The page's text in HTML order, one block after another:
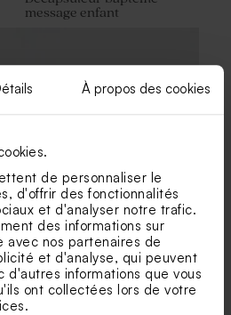
À propos des cookies
de personnaliser le
d'offrir des fonctionnalités
et d'analyser notre trafic.
des informations sur
avec nos partenaires de
et d'analyse, qui peuvent
d'autres informations que vous
ont collectées lors de votre
message enfant
Porte-clé en bois baptême
cœur